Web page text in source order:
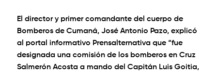
El director y primer comandante del cuerpo de
Bomberos de Cumaná, José Antonio Pazo, explicó
al portal informativo Prensalternativa que “fue
designada una comisión de los bomberos en Cruz
Salmerón Acosta a mando del Capitán Luis Goitia,